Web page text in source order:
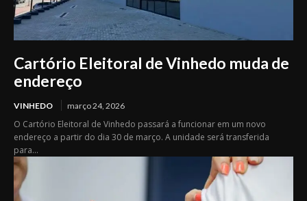
Cartório Eleitoral de Vinhedo muda de
endereço
VINHEDO março 24, 2026
O Cartório Eleitoral de Vinhedo passará a funcionar em um novo
endereço a partir do dia 30 de março. A unidade será transferida
para...